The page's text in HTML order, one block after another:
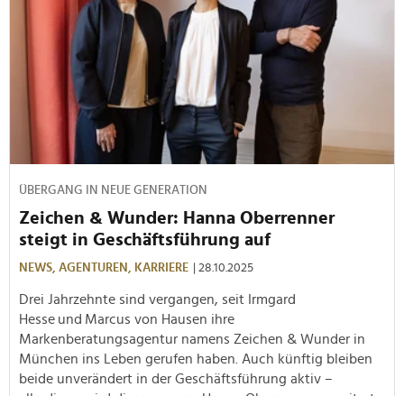
ÜBERGANG IN NEUE GENERATION
Zeichen & Wunder: Hanna Oberrenner
steigt in Geschäftsführung auf
NEWS, AGENTUREN, KARRIERE | 28.10.2025
Drei Jahrzehnte sind vergangen, seit Irmgard
Hesse und Marcus von Hausen ihre
Markenberatungsagentur namens Zeichen & Wunder in
München ins Leben gerufen haben. Auch künftig bleiben
beide unverändert in der Geschäftsführung aktiv –